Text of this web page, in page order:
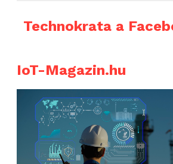
Technokrata a
IoT-Magazin.hu